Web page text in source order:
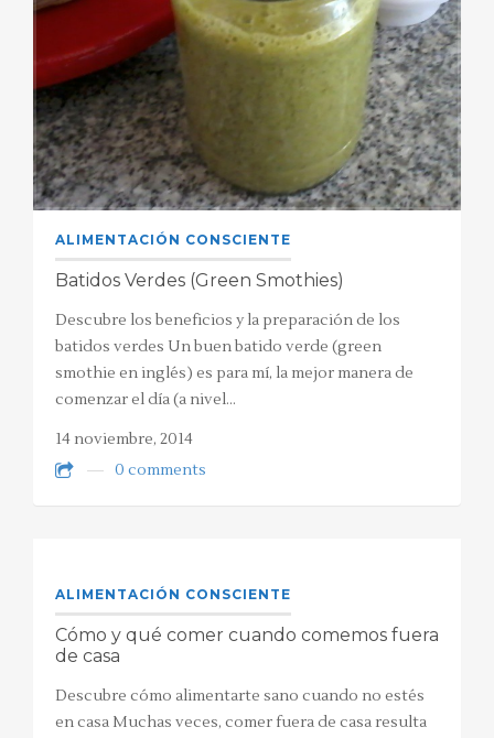
ALIMENTACIÓN CONSCIENTE
Batidos Verdes (Green Smothies)
Descubre los beneficios y la preparación de los
batidos verdes Un buen batido verde (green
smothie en inglés) es para mí, la mejor manera de
comenzar el día (a nivel…
14 noviembre, 2014
0 comments
ALIMENTACIÓN CONSCIENTE
Cómo y qué comer cuando comemos fuera
de casa
Descubre cómo alimentarte sano cuando no estés
en casa Muchas veces, comer fuera de casa resulta